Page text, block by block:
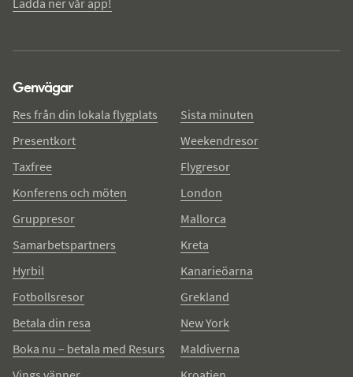
Ladda ner vår app!
Genvägar
Res från din lokala flygplats
Presentkort
Taxfree
Konferens och möten
Gruppresor
Samarbetspartners
Hyrbil
Fotbollsresor
Betala din resa
Boka nu – betala med Resurs
Sista minuten
Weekendresor
Flygresor
London
Mallorca
Kreta
Kanarieöarna
Grekland
New York
Maldiverna